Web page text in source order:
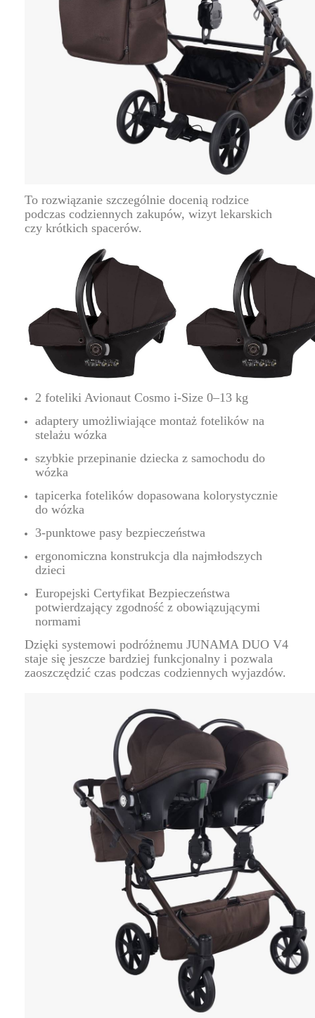
To rozwiązanie szczególnie docenią rodzice
podczas codziennych zakupów, wizyt lekarskich
czy krótkich spacerów.
2 foteliki Avionaut Cosmo i-Size 0–13 kg
adaptery umożliwiające montaż fotelików na
stelażu wózka
szybkie przepinanie dziecka z samochodu do
wózka
tapicerka fotelików dopasowana kolorystycznie
do wózka
3-punktowe pasy bezpieczeństwa
ergonomiczna konstrukcja dla najmłodszych
dzieci
Europejski Certyfikat Bezpieczeństwa
potwierdzający zgodność z obowiązującymi
normami
Dzięki systemowi podróżnemu JUNAMA DUO V4
staje się jeszcze bardziej funkcjonalny i pozwala
zaoszczędzić czas podczas codziennych wyjazdów.